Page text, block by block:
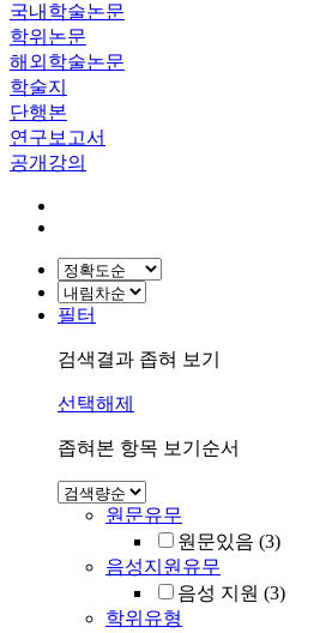
국내학술논문
학위논문
해외학술논문
학술지
단행본
연구보고서
공개강의
필터
검색결과 좁혀 보기
선택해제
좁혀본 항목 보기순서
원문유무
원문있음 (3)
음성지원유무
음성 지원 (3)
학위유형